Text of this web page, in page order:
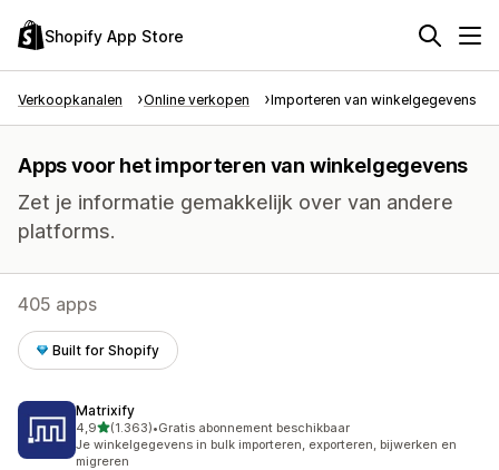
Shopify App Store
Verkoopkanalen Online verkopen Importeren van winkelgegevens
Apps voor het importeren van winkelgegevens
Zet je informatie gemakkelijk over van andere
platforms.
405 apps
Built for Shopify
Matrixify
4,9van 5 sterren
(1.363)
1363 recensies in totaal
•Gratis abonnement beschikbaar
Je winkelgegevens in bulk importeren, exporteren, bijwerken en
migreren